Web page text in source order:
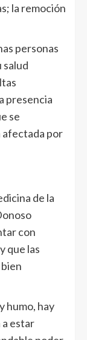
la remoción
personas
salud
presencia
se
afectada por
de la
con
que las
humo, hay
a estar